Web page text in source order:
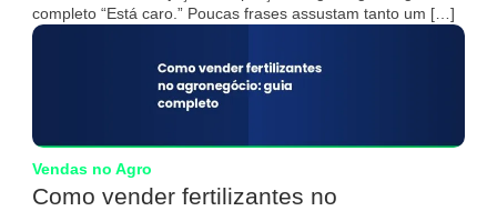
completo “Está caro.” Poucas frases assustam tanto um […]
Vendas no Agro
Como vender fertilizantes no